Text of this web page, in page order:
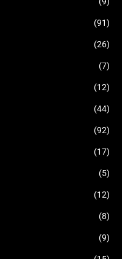
(91)
(26)
(7)
(12)
(44)
(92)
(17)
(5)
(12)
(8)
(9)